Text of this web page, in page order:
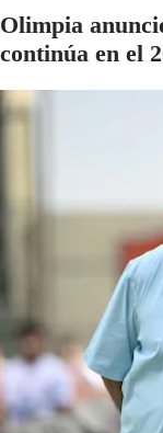
Olimpia
continúa en el